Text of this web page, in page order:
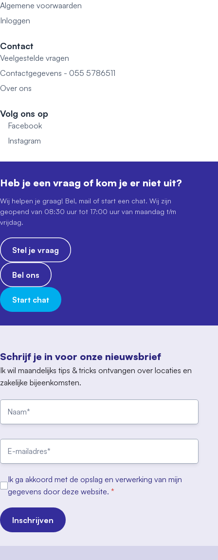
Algemene voorwaarden
Inloggen
Contact
Veelgestelde vragen
Contactgegevens - 055 5786511
Over ons
Volg ons op
Facebook
Instagram
Schrijf je in voor onze nieuwsbrief
Ik wil maandelijks tips & tricks ontvangen over locaties en
zakelijke bijeenkomsten.
Ik ga akkoord met de opslag en verwerking van mijn
gegevens door deze website. *
Inschrijven
Heb je een vraag of kom je er niet uit?
Wij helpen je graag! Bel, mail of start een chat. Wij zijn
geopend van 08:30 uur tot 17:00 uur van maandag t/m
vrijdag.
Stel je vraag
Bel ons
Start chat